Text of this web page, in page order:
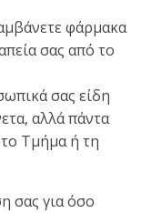
φάρμακα
σας από το
σας είδη
αλλά πάντα
Τμήμα ή τη
σας για όσο